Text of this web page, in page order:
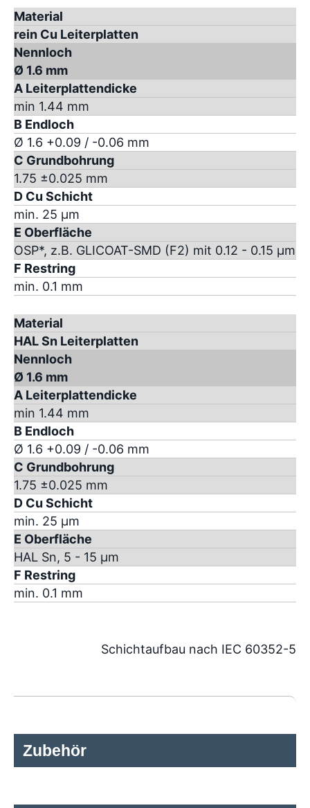
Material
rein Cu Leiterplatten
Nennloch
Ø 1.6 mm
A Leiterplattendicke
min 1.44 mm
B Endloch
Ø 1.6 +0.09 / -0.06 mm
C Grundbohrung
1.75 ±0.025 mm
D Cu Schicht
min. 25 µm
E Oberfläche
OSP*, z.B. GLICOAT-SMD (F2) mit 0.12 - 0.15 µm
F Restring
min. 0.1 mm
Material
HAL Sn Leiterplatten
Nennloch
Ø 1.6 mm
A Leiterplattendicke
min 1.44 mm
B Endloch
Ø 1.6 +0.09 / -0.06 mm
C Grundbohrung
1.75 ±0.025 mm
D Cu Schicht
min. 25 µm
E Oberfläche
HAL Sn, 5 - 15 µm
F Restring
min. 0.1 mm
Schichtaufbau nach IEC 60352-5
Zubehör